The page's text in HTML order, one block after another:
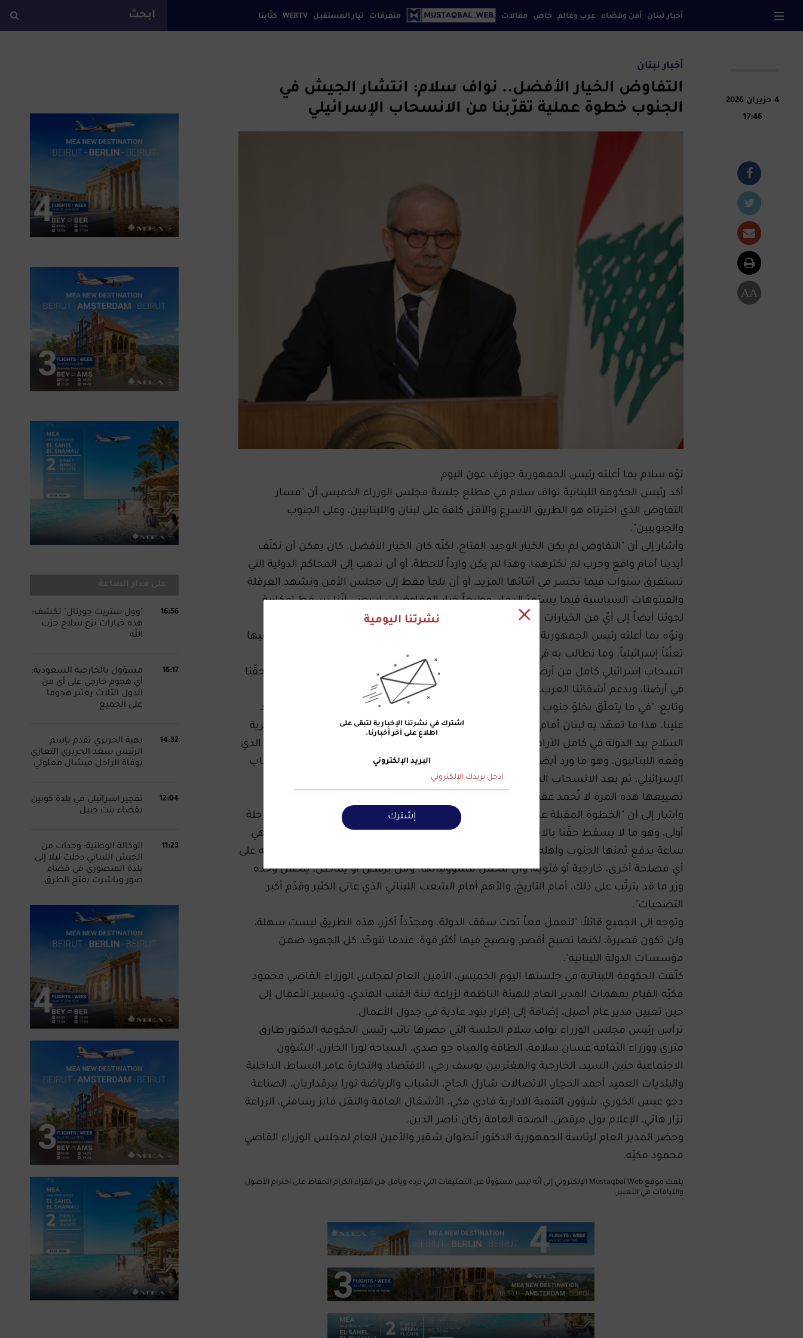
أخبار لبنان أمن وقضاء عرب وعالم خاص مقالات متفرقات
تكنولوجيا
رياضة
مواقع
تيار المستقبل WEBTV كتّابنا
أخبار لبنان
التفاوض الخيار الأفضل.. نواف سلام: انتشار الجيش في
الجنوب خطوة عملية تقرّبنا من الانسحاب الإسرائيلي
نوّه سلام بما أعلنه رئيس الجمهورية جوزف عون اليوم
أكد رئيس الحكومة اللبنانية نواف سلام في مطلع جلسة مجلس الوزراء الخميس أن "مسار
التفاوض الذي اخترناه هو الطريق الأسرع والأقل كلفة على لبنان واللبنانيين، وعلى الجنوب
والجنوبيين".
وأشار إلى أن "التفاوض لم يكن الخيار الوحيد المتاح، لكنّه كان الخيار الأفضل. كان يمكن أن نكتّف
أيدينا أمام واقع وحرب لم نخترهما، وهذا لم يكن وارداً للحظة، أو أن نذهب إلى المحاكم الدولية التي
تستغرق سنوات فيما نخسر في أثنائها المزيد، أو أن نلجأ فقط إلى مجلس الأمن ونشهد العرقلة
والفيتوهات السياسية فيما يستمرّ الدمار. وطبعاً خيار المفاوضات لا يعني أنّنا نسقط إمكانية
لجوئنا أيضاً إلى أيّ من الخيارات الأخرى بالتوازي معها".
ونوّه بما أعلنه رئيس الجمهورية جوزف عون اليوم، "فالمفاوضات لم تكن سهلة، ووفدنا واجه فيها
تعنّتاً إسرائيلياً. وما نطالب به في هذه المفاوضات ليس جديداً. هو ما قلناه منذ اليوم الأول:
انسحاب إسرائيلي كامل من أرضنا، وعودة أهلنا إلى بيوتهم وقراهم بكرامة وأمان، متسلّحين بحقّنا
في أرضنا، وبدعم أشقائنا العرب، وبالدعم الدولي، وكذلك بالتفهّم الأميركي".
وتابع: "في ما يتعلّق بخلوّ جنوب الليطاني من المسلحين والسلاح، فهذا ليس شرطاً فرضه أحد
علينا. هذا ما تعهّد به لبنان أمام العالم حين وافق على القرار 1701 عام 2006. وفي موضوع حصرية
السلاح بيد الدولة في كامل الأراضي اللبنانية، تأخّرنا كثيراً في تطبيق ما نصّ عليه اتفاق الطائف الذي
وقّعه اللبنانيون، وهو ما ورد أيضاً في بياننا الوزاري. ولقد أضعنا الفرصة عام 2000 بعد الانسحاب
الإسرائيلي، ثم بعد الانسحاب السوري عام 2005. ولا يجوز أن نضيّع هذه الفرصة أيضاً، لأن
تضييعها هذه المرة لا تُحمد عقباه".
وأشار إلى أن "الخطوة المقبلة عملية وملموسة: انتشار الجيش اللبناني في مناطق تجريبية كمرحلة
أولى، وهو ما لا يسقط حقّنا بالانسحاب الكامل، بل يقرّبنا منه. وكل ساعة تمرّ من دون تنفيذ هي
ساعة يدفع ثمنها الجنوب وأهله. والمطلوب من جميع الأطراف أن تقدّم مصلحة لبنان وشعبه على
أي مصلحة أخرى، خارجية أو فئوية، وأن تتحمّل مسؤولياتها. ومن يرفض أو يماطل، يتحمّل وحده
وزر ما قد يترتّب على ذلك، أمام التاريخ، والأهم أمام الشعب اللبناني الذي عانى الكثير وقدّم أكبر
التضحيات".
وتوجه إلى الجميع قائلاً: "لنعمل معاً تحت سقف الدولة. ومجدّداً أكرّر، هذه الطريق ليست سهلة،
ولن تكون قصيرة، لكنها تصبح أقصر، ونصبح فيها أكثر قوة، عندما تتوحّد كل الجهود ضمن
مؤسسات الدولة اللبنانية".
كلّفت الحكومة اللبنانية في جلستها اليوم الخميس، الأمين العام لمجلس الوزراء القاضي محمود
مكيّه القيام بمهمات المدير العام للهيئة الناظمة لزراعة نبتة القنب الهندي، وتسيير الأعمال إلى
حين تعيين مدير عام أصيل، إضافة إلى إقرار بنود عادية في جدول الأعمال.
ترأس رئيس مجلس الوزراء نواف سلام الجلسة التي حضرها نائب رئيس الحكومة الدكتور طارق
متري ووزراء الثقافة غسان سلامة، الطاقة والمياه جو صدي، السياحة لورا الخازن، الشؤون
الاجتماعية حنين السيد، الخارجية والمغتربين يوسف رجي، الاقتصاد والتجارة عامر البساط، الداخلية
والبلديات العميد أحمد الحجار، الاتصالات شارل الحاج، الشباب والرياضة نورا بيرقداريان، الصناعة
دجو عيس الخوري، شؤون التنمية الادارية فادي مكي، الأشغال العامة والنقل فايز رسامني، الزراعة
نزار هاني، الإعلام بول مرقص، الصحة العامة ركان ناصر الدين.
وحضر المدير العام لرئاسة الجمهورية الدكتور أنطوان شقير والأمين العام لمجلس الوزراء القاضي
محمود مكيّه.
يلفت موقع Mustaqbal Web الإلكتروني إلى أنّه ليس مسؤولًا عن التعليقات التي ترده ويأمل من القرّاء الكرام الحفاظ على احترام الأصول
واللياقات في التعبير.
16:56
"وول ستريت جورنال" تكشف:
هذه خيارات نزع سلاح حزب
الله
16:17
مسؤول بالخارجية السعودية:
أي هجوم خارجي على أي من
الدول الثلاث يعتبر هجوما
على الجميع
14:32
بهية الحريري تقدم بإسم
الرئيس سعد الحريري التعازي
بوفاة الراحل ميشال معلولي
12:04
تفجير اسرائيلي في بلدة كونين
بقضاء بنت جبيل
11:23
الوكالة الوطنية: وحدات من
الجيش اللبناني دخلت ليلا إلى
بلدة المنصوري في قضاء
صور وباشرت بفتح الطرق
4 حزيران 2026
17:46
AA
نشرتنا اليومية
اشترك في نشرتنا الإخبارية لتبقى على
اطلاع على آخر أخبارنا.
البريد الإلكتروني
إشترك